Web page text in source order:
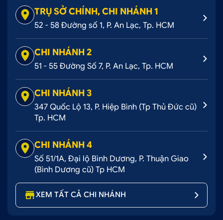
TRỤ SỞ CHÍNH, CHI NHÁNH 1
52 - 58 Đường số 1, P. An Lạc, Tp. HCM
CHI NHÁNH 2
51 - 55 Đường Số 7, P. An Lạc, Tp. HCM
CHI NHÁNH 3
347 Quốc Lộ 13, P. Hiệp Bình (Tp Thủ Đức cũ)
Tp. HCM
CHI NHÁNH 4
Số 51/1A, Đại lộ Bình Dương, P. Thuận Giao
(Bình Dương cũ) Tp HCM
XEM TẤT CẢ CHI NHÁNH